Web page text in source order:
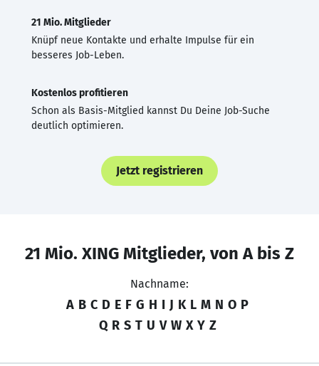
21 Mio. Mitglieder
Knüpf neue Kontakte und erhalte Impulse für ein
besseres Job-Leben.
Kostenlos profitieren
Schon als Basis-Mitglied kannst Du Deine Job-Suche
deutlich optimieren.
Jetzt registrieren
21 Mio. XING Mitglieder, von A bis Z
Nachname:
A B C D E F G H I J K L M N O P
Q R S T U V W X Y Z